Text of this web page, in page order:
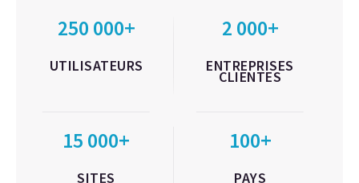
250 000+
UTILISATEURS
2 000+
ENTREPRISES
CLIENTES
15 000+
SITES
100+
PAYS